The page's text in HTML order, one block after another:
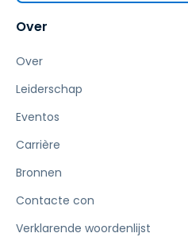
Over
Over
Leiderschap
Eventos
Carrière
Bronnen
Contacte con
Verklarende woordenlijst